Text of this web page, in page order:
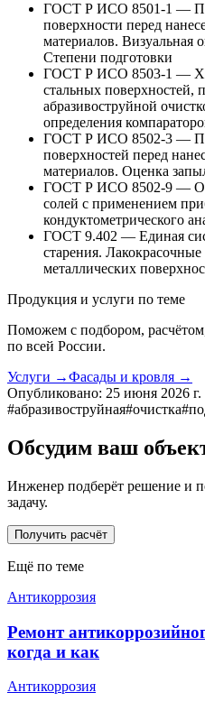
ГОСТ Р ИСО 8501-1 —
поверхности перед
материалов. Визуальная
Степени подготовки
ГОСТ Р ИСО 8503-1 —
стальных поверхностей,
абразивоструйной
определения
ГОСТ Р ИСО 8502-3 —
поверхностей перед
материалов. Оценка
ГОСТ Р ИСО 8502-9 —
солей с применением
кондуктометрического
ГОСТ 9.402 — Единая
старения.
металлических
Продукция и услуги по теме
Поможем с подбором,
по всей России.
Услуги →Фасады и кровля →
Опубликовано: 25 июня 2026 г.
#абразивоструйная#очистка#
Обсудим ваш
Инженер подберёт решение и
задачу.
Получить расчёт
Ещё по теме
Антикоррозия
Ремонт
когда и как
Антикоррозия